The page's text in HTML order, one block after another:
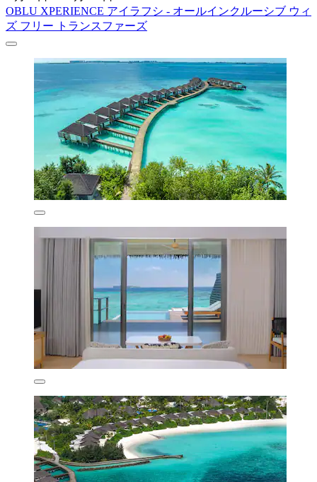
OBLU XPERIENCE アイラフシ - オールインクルーシブ ウィ
ズ フリー トランスファーズ